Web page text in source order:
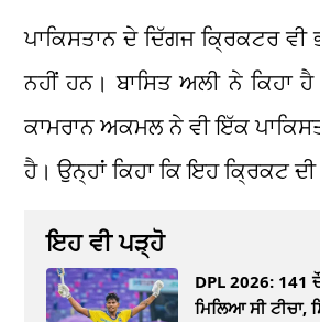
ਪਾਕਿਸਤਾਨ ਦੇ ਦਿੱਗਜ ਕ੍ਰਿਕਟਰ
ਨਹੀਂ ਹਨ। ਬਾਸਿਤ ਅਲੀ ਨੇ
ਕਾਮਰਾਨ ਅਕਮਲ ਨੇ ਵੀ ਇੱਕ
ਹੈ। ਉਨ੍ਹਾਂ ਕਿਹਾ ਕਿ ਇਹ ਕ੍ਰਿਕਟ
ਇਹ ਵੀ ਪੜ੍ਹੋ
DPL 2026: 141
ਮਿਲਿਆ ਸੀ ਟੀਚਾ,